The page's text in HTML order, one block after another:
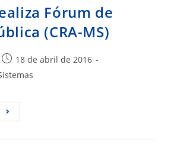
PIAUI
–
(CRA-
PI)
Fórum de
(CRA-MS)
Post
publicado:
18 de abril de 2016
CRA-
MS